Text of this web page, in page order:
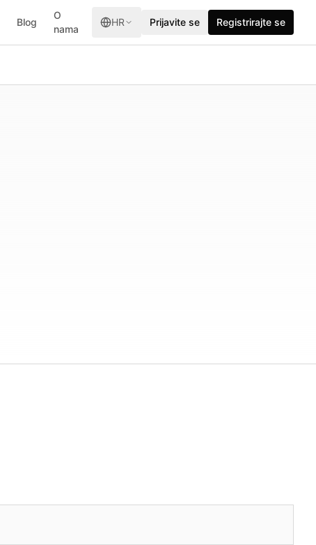
Blog
O
nama
HR Prijavite se Registrirajte se